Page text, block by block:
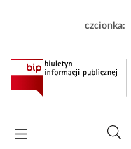
czcionka: